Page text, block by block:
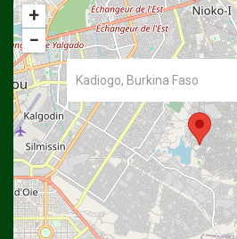
Kadiogo, Burkina Faso
+
−